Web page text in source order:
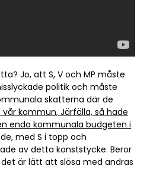
Jo, att S, V och MP måste
politik och måste
skatterna där de
kommun, Järfälla, så hade
enda kommunala budgeten i
med S i topp och
av detta konststycke. Beror
är lätt att slösa med andras